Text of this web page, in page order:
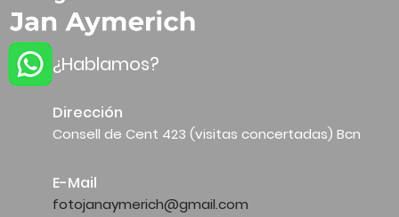
¿Hablamos?
Dirección
Consell de Cent 423 (visitas concertadas) Bcn
E-Mail
fotojanaymerich@gmail.com